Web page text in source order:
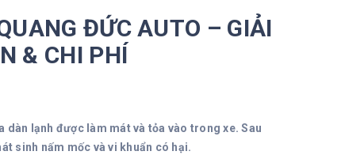
ĐỨC AUTO – GIẢI
& CHI PHÍ
dàn lạnh được làm mát và tỏa vào trong xe. Sau
sinh nấm mốc và vi khuẩn có hại.